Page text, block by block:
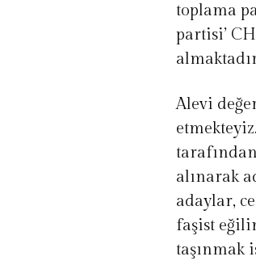
toplama
partisi’
Alevi
alınarak
adaylar,
faşist
taşınmak